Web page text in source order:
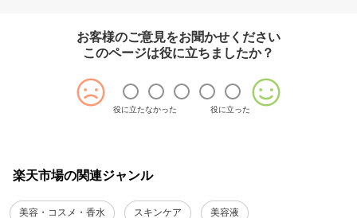
お客様のご意見をお聞かせください
このページは役に立ちましたか？
役に立たなかった 役に立った
楽天市場の関連ジャンル
美容・コスメ・香水 スキンケア 美容液